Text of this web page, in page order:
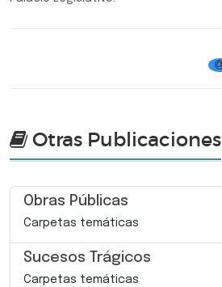
Otras Publicaciones
Obras Públicas
Carpetas temáticas
Sucesos Trágicos
Carpetas temáticas